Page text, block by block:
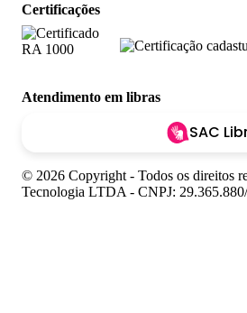
Certificações
Atendimento em libras
SAC
© 2026 Copyright - Todos os direitos
Tecnologia LTDA - CNPJ: